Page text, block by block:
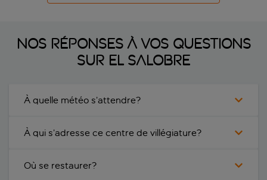
Nos réponses à vos questions
sur El Salobre
À quelle météo s’attendre?
À qui s’adresse ce centre de villégiature?
Où se restaurer?